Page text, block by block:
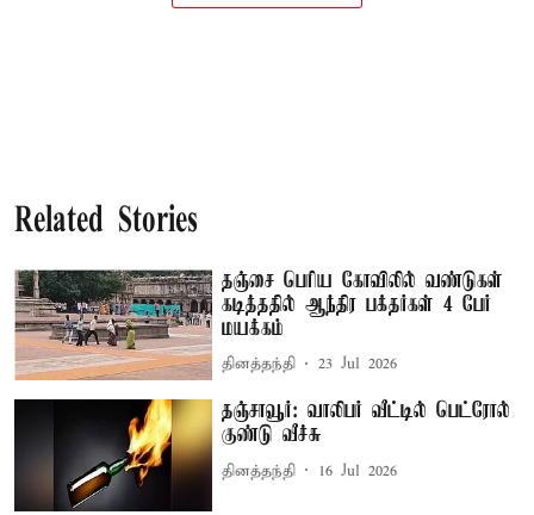
Related Stories
தஞ்சை பெரிய கோவிலில் வண்டுகள்
கடித்ததில் ஆந்திர பக்தர்கள் 4 பேர்
மயக்கம்
தினத்தந்தி 23 Jul 2026
தஞ்சாவூர்: வாலிபர் வீட்டில் பெட்ரோல்
குண்டு வீச்சு
தினத்தந்தி 16 Jul 2026